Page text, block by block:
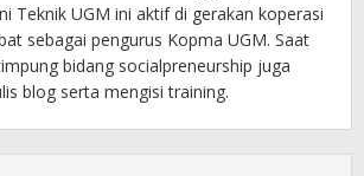
Teknik UGM ini aktif di gerakan koperasi
sebagai pengurus Kopma UGM. Saat
bidang socialpreneurship juga
blog serta mengisi training.